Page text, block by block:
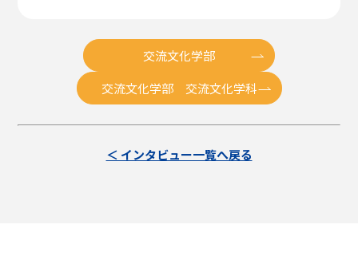
交流文化学部
交流文化学部 交流文化学科
＜ インタビュー一覧へ戻る